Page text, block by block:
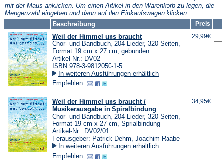
mit der Maus anklicken. Um einen Artikel in den Warenkorb zu legen, die
Mengenzahl eingeben und dann auf den Einkaufswagen klicken.
Beschreibung
Preis
Weil der Himmel uns braucht
Chor- und Bandbuch, 204 Lieder, 320 Seiten,
Format 19 cm x 27 cm, gebunden
Artikel-Nr.: DV02
ISBN 978-3-9812050-1-5
In weiteren Ausführungen erhältlich
Empfehlen:
29,99€
Weil der Himmel uns braucht /
Musikerausgabe in Spiralbindung
Chor- und Bandbuch, 204 Lieder, 320 Seiten,
Format 19 cm x 27 cm, Sprialbindung
Artikel-Nr.: DV02/01
Herausgeber: Patrick Dehm, Joachim Raabe
In weiteren Ausführungen erhältlich
Empfehlen:
34,95€